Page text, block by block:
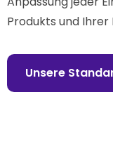
Produkts und Ihrer
Unsere